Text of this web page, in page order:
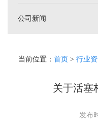
公司新闻
当前位置： 首页 > 行业
关于活塞
发布